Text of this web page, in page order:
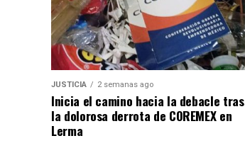
JUSTICIA 2 semanas ago
Inicia el camino hacia la debacle tras
la dolorosa derrota de COREMEX en
Lerma